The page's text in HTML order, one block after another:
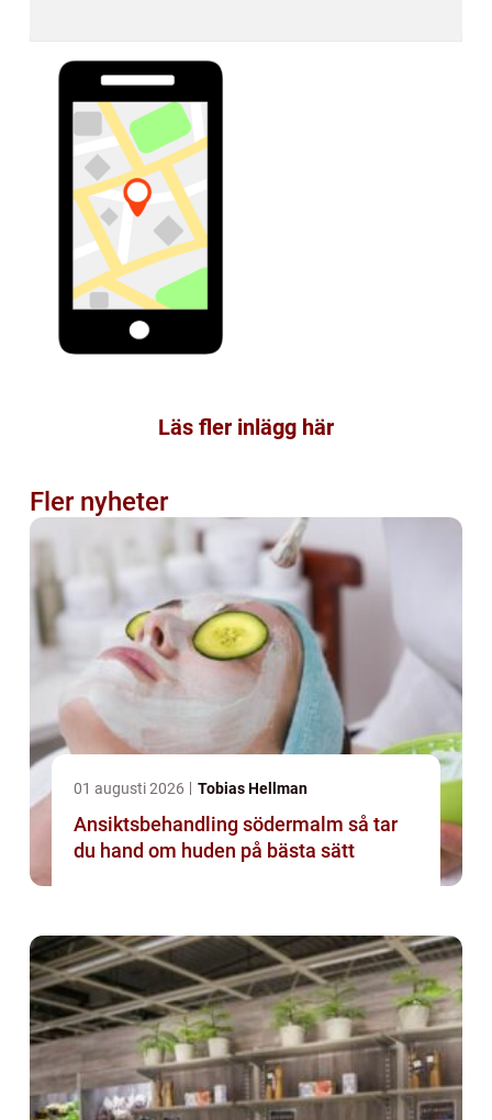
Läs fler inlägg här
Fler nyheter
01 augusti 2026 Tobias Hellman
Ansiktsbehandling södermalm så tar
du hand om huden på bästa sätt